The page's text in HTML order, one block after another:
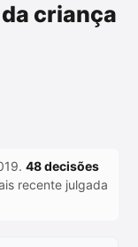
criança
48 decisões
recente julgada